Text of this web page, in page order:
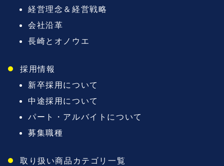
経営理念＆経営戦略
会社沿革
長崎とオノウエ
採用情報
新卒採用について
中途採用について
パート・アルバイトについて
募集職種
取り扱い商品カテゴリ一覧